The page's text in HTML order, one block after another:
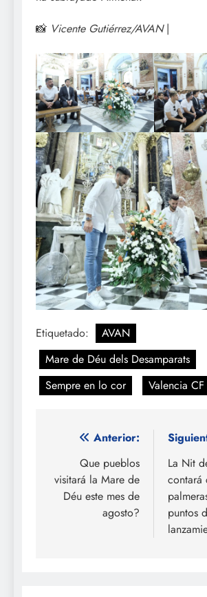
📸 Vicente Gutiérrez/AVAN|
Etiquetado:
AVAN
Mare de Déu dels Desamparats
Sempre en lo cor
Valencia CF
Navegación
entradas
Anterior:
Que pueblos
visitará la Mare de
Déu este mes de
agosto?
La Nit
contará
puntos